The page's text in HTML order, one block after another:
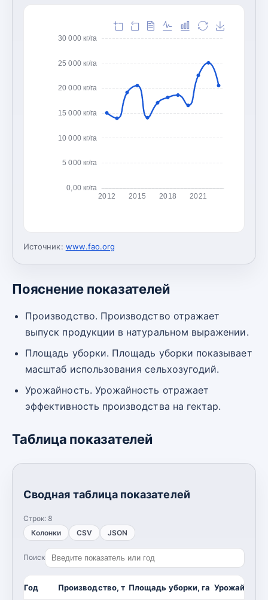
0,00 кг/га
5 000 кг/га
10 000 кг/га
15 000 кг/га
20 000 кг/га
25 000 кг/га
30 000 кг/га
2012 2015 2018 2021
Источник: www.fao.org
Пояснение показателей
Производство. Производство отражает
выпуск продукции в натуральном выражении.
Площадь уборки. Площадь уборки показывает
масштаб использования сельхозугодий.
Урожайность. Урожайность отражает
эффективность производства на гектар.
Таблица показателей
Сводная таблица показателей
Строк: 8
Колонки
CSV JSON
Поиск
Год Производство, т Площадь уборки, га